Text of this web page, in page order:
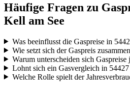
Häufige Fragen zu
Kell am See
Was beeinflusst die Gaspreise in
Wie setzt sich der Gaspreis
Warum unterscheiden sich Gaspreise
Lohnt sich ein Gasvergleich in
Welche Rolle spielt der